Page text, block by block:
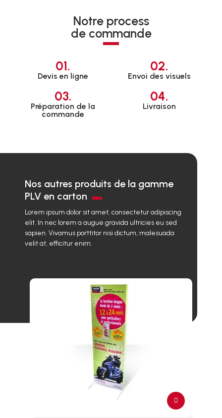
Notre process
de commande
01.
Devis en ligne
02.
Envoi des visuels
03.
Préparation de la
commande
04.
Livraison
Nos autres produits de la gamme
PLV en carton
Lorem ipsum dolor sit amet, consectetur adipiscing
elit. In nec lorem a augue gravida ultricies eu sed
sapien. Vivamus porttitor nisi dictum, malesuada
velit at, efficitur enim.